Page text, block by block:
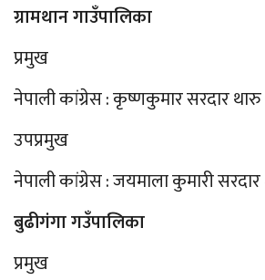
ग्रामथान गाउँपालिका
प्रमुख
नेपाली कांग्रेस : कृष्णकुमार सरदार
उपप्रमुख
नेपाली कांग्रेस : जयमाला कुमारी
बुढीगंगा गउँपालिका
प्रमुख